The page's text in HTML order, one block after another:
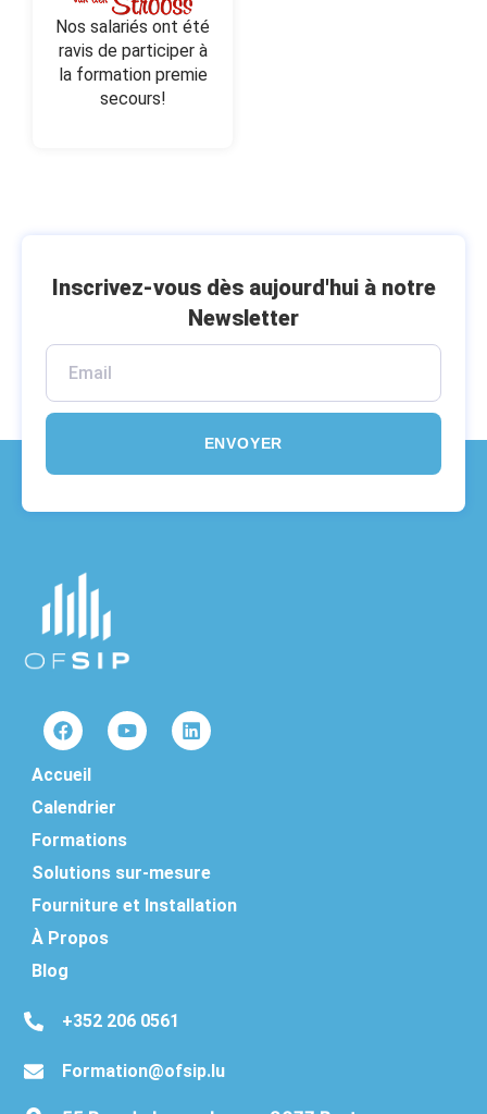
Nos salariés ont été
ravis de participer à
la formation premie
secours!
Inscrivez-vous dès aujourd'hui à notre
Newsletter
ENVOYER
Accueil
Calendrier
Formations
Solutions sur-mesure
Fourniture et Installation
À Propos
Blog
‭+352 206 0561‬
Formation@ofsip.lu